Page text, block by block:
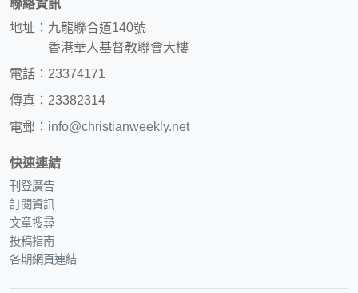
聯絡資訊
地址：九龍聯合道140號
香港華人基督教聯會大樓
電話：23374171
傳真：23382314
電郵： info@christianweekly.net
快速連結
刊登廣告
訂閱資訊
文章搜尋
投稿指南
各期網頁連結